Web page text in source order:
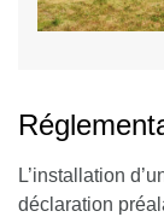
L’installation
déclaration